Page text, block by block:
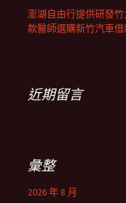
澎湖自由行提供研發
款醫師選購新竹汽車借
近期留言
彙整
2026 年 8 月